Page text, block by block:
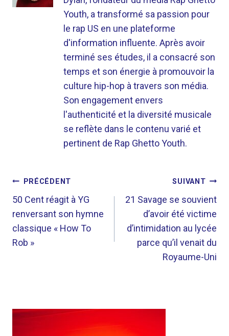
Youth, a transformé sa passion pour
le rap US en une plateforme
d'information influente. Après avoir
terminé ses études, il a consacré son
temps et son énergie à promouvoir la
culture hip-hop à travers son média.
Son engagement envers
l'authenticité et la diversité musicale
se reflète dans le contenu varié et
pertinent de Rap Ghetto Youth.
NAVIGATION
DE
L’ARTICLE
PRÉCÉDENT
50 Cent réagit à YG
renversant son hymne
classique « How To
Rob »
SUIVANT
21 Savage se souvient
d’avoir été victime
d’intimidation au lycée
parce qu’il venait du
Royaume-Uni